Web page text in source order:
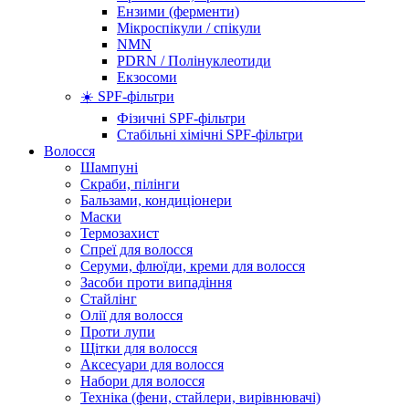
Ензими (ферменти)
Мікроспікули / спікули
NMN
PDRN / Полінуклеотиди
Екзосоми
☀️ SPF-фільтри
Фізичні SPF-фільтри
Стабільні хімічні SPF-фільтри
Волосся
Шампуні
Скраби, пілінги
Бальзами, кондиціонери
Маски
Термозахист
Спреї для волосся
Серуми, флюїди, креми для волосся
Засоби проти випадіння
Стайлінг
Олії для волосся
Проти лупи
Щітки для волосся
Аксесуари для волосся
Набори для волосся
Техніка (фени, стайлери, вирівнювачі)